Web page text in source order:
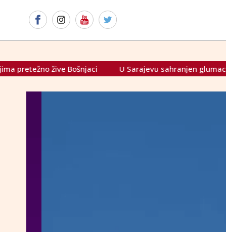
Bošnjaci U Sarajevu sahranjen glumac Josip Pejaković